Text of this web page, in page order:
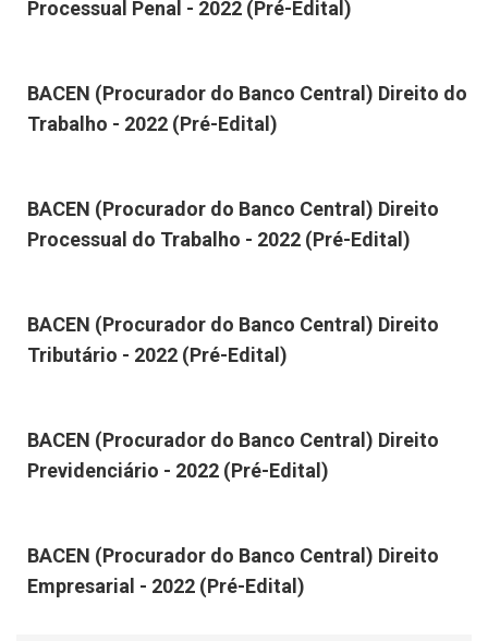
Processual Penal - 2022 (Pré-Edital)
BACEN (Procurador do Banco Central) Direito do
Trabalho - 2022 (Pré-Edital)
BACEN (Procurador do Banco Central) Direito
Processual do Trabalho - 2022 (Pré-Edital)
BACEN (Procurador do Banco Central) Direito
Tributário - 2022 (Pré-Edital)
BACEN (Procurador do Banco Central) Direito
Previdenciário - 2022 (Pré-Edital)
BACEN (Procurador do Banco Central) Direito
Empresarial - 2022 (Pré-Edital)